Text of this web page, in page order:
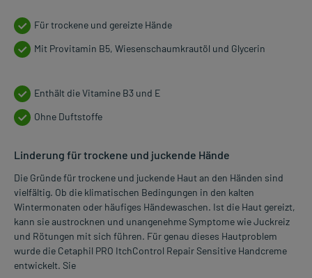
Für trockene und gereizte Hände
Mit Provitamin B5, Wiesenschaumkrautöl und Glycerin
Enthält die Vitamine B3 und E
Ohne Duftstoffe
Linderung für trockene und juckende Hände
Die Gründe für trockene und juckende Haut an den Händen sind
vielfältig. Ob die klimatischen Bedingungen in den kalten
Wintermonaten oder häufiges Händewaschen. Ist die Haut gereizt,
kann sie austrocknen und unangenehme Symptome wie Juckreiz
und Rötungen mit sich führen. Für genau dieses Hautproblem
wurde die Cetaphil PRO ItchControl Repair Sensitive Handcreme
entwickelt. Sie